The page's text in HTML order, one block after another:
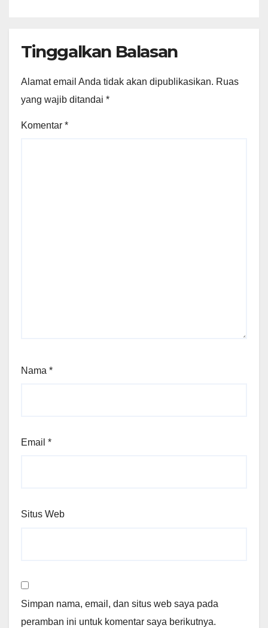
Tinggalkan Balasan
Alamat email Anda tidak akan dipublikasikan. Ruas
yang wajib ditandai *
Komentar *
Nama *
Email *
Situs Web
Simpan nama, email, dan situs web saya pada
peramban ini untuk komentar saya berikutnya.